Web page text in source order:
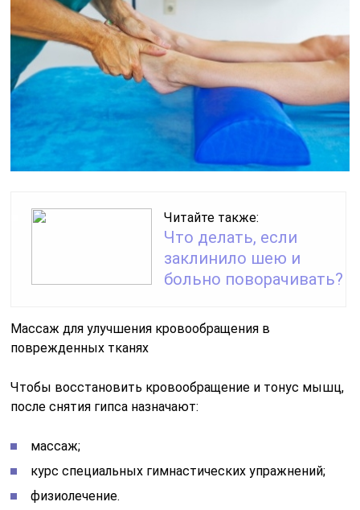
Читайте также:
Что делать, если
заклинило шею и
больно поворачивать?
Массаж для улучшения кровообращения в
поврежденных тканях
Чтобы восстановить кровообращение и тонус мышц,
после снятия гипса назначают:
массаж;
курс специальных гимнастических упражнений;
физиолечение.